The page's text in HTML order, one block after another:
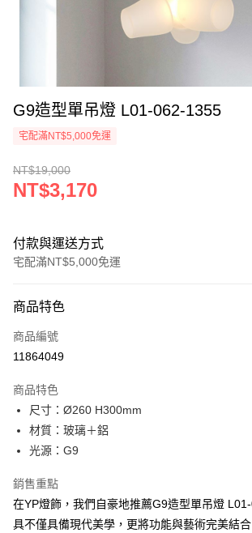
G9造型單吊燈 L01-062-1355
宅配滿NT$5,000免運
NT$19,000
NT$3,170
付款與運送方式
宅配滿NT$5,000免運
信用卡一次付款
LINE Pay
街口支付
悠遊付
全盈+PAY
AFTEE先享後付
商品特色
商品編號
11864049
商品特色
尺寸：Ø260 H300mm
材質：玻璃＋鋁
光源：G9
銷售重點
在YP燈飾，我們自豪地推薦G9造型單吊燈
具不僅具備現代美學，更將功能與藝術完美結